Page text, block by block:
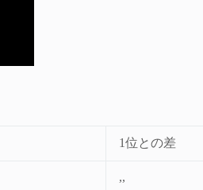
1位との差
,,